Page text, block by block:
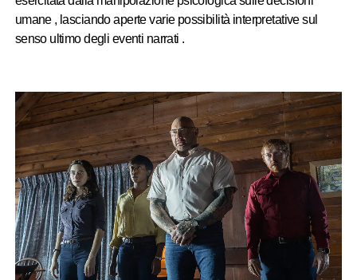
umane , lasciando aperte varie possibilità interpretative sul
senso ultimo degli eventi narrati .